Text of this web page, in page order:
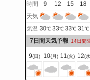
時間
9 12 15 18
天気
気温 30℃ 33℃ 33℃ 31℃
7日間天気予報 14日間
9(日) 10(月) 11(火) 12(